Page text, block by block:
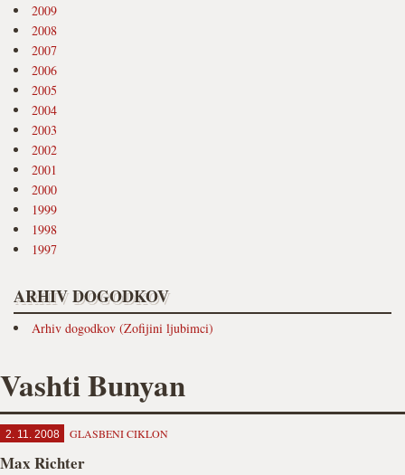
2009
2008
2007
2006
2005
2004
2003
2002
2001
2000
1999
1998
1997
ARHIV DOGODKOV
Arhiv dogodkov (Zofijini ljubimci)
Vashti Bunyan
2. 11. 2008 GLASBENI CIKLON
Max Richter